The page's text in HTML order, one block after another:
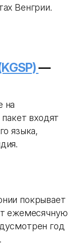
Венгрии.
—
на
входят
языка,
покрывает
ежемесячную
год